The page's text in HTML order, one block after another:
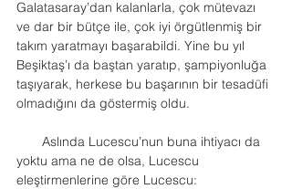
Galatasaray’dan kalanlarla, çok mütevazı
ve dar bir bütçe ile, çok iyi örgütlenmiş bir
takım yaratmayı başarabildi. Yine bu yıl
Beşiktaş’ı da baştan yaratıp, şampiyonluğa
taşıyarak, herkese bu başarının bir tesadüfi
olmadığını da göstermiş oldu.
Aslında Lucescu’nun buna ihtiyacı da
yoktu ama ne de olsa, Lucescu
eleştirmenlerine göre Lucescu: